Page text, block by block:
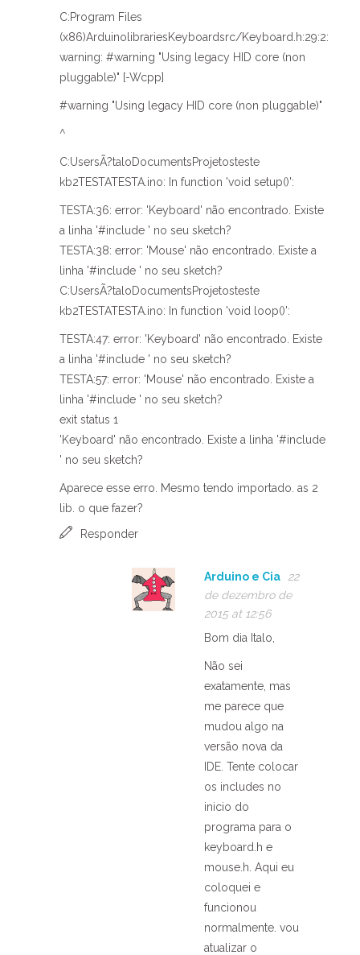
C:Program Files
(x86)ArduinolibrariesKeyboardsrc/Keyboard.h:29:2:
warning: #warning "Using legacy HID core (non
pluggable)" [-Wcpp]
#warning "Using legacy HID core (non pluggable)"
^
C:UsersÃ?taloDocumentsProjetosteste
kb2TESTATESTA.ino: In function 'void setup()':
TESTA:36: error: 'Keyboard' não encontrado. Existe
a linha '#include ' no seu sketch?
TESTA:38: error: 'Mouse' não encontrado. Existe a
linha '#include ' no seu sketch?
C:UsersÃ?taloDocumentsProjetosteste
kb2TESTATESTA.ino: In function 'void loop()':
TESTA:47: error: 'Keyboard' não encontrado. Existe
a linha '#include ' no seu sketch?
TESTA:57: error: 'Mouse' não encontrado. Existe a
linha '#include ' no seu sketch?
exit status 1
'Keyboard' não encontrado. Existe a linha '#include
' no seu sketch?
Aparece esse erro. Mesmo tendo importado. as 2
lib. o que fazer?
Responder
Arduino e Cia
22
de dezembro de
2015 at 12:56
Bom dia Italo,
Não sei
exatamente, mas
me parece que
mudou algo na
versão nova da
IDE. Tente colocar
os includes no
inicio do
programa para o
keyboard.h e
mouse.h. Aqui eu
coloquei e
funcionou
normalmente. vou
atualizar o